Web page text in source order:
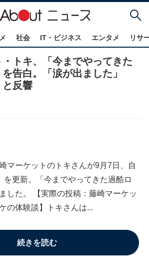
社会 IT・ビジネス エンタメ リサ
トキ、「今までやってきた
告白。「涙が出ました」
と反響
マーケットのトキさんが9月7日、自
を更新。「今までやってきた過酷ロ
した。 【実際の投稿：藤崎マーケッ
の体験談】トキさんは...
続きを読む